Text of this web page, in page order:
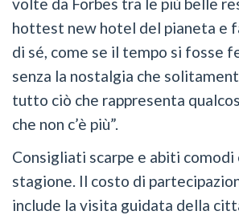
hottest new hotel del pianeta e
di sé, come se il tempo si fosse
senza la nostalgia che
tutto ciò che rappresenta
che non c’è più”.
Consigliati scarpe e abiti
stagione. Il costo di
include la visita guidata della